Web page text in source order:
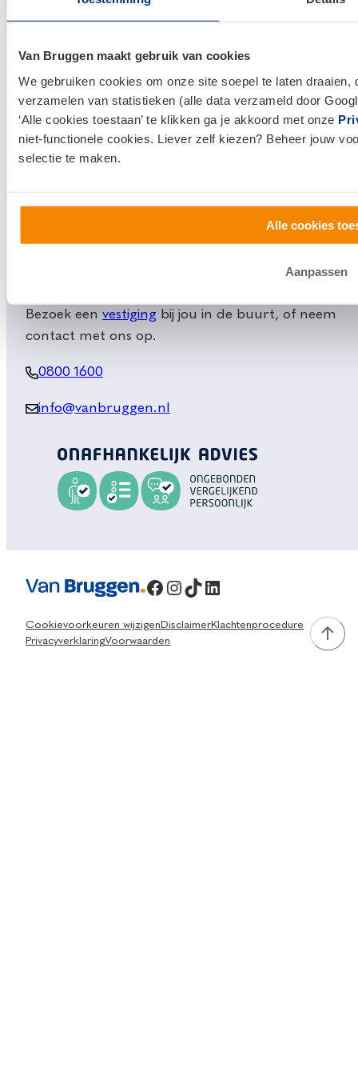
Van Bruggen maakt gebruik van cookies
We gebruiken cookies om onze site soepel te laten
verzamelen van statistieken (alle data verzameld door
‘Alle cookies toestaan’ te klikken ga je akkoord met onze
niet-functionele cookies. Liever zelf kiezen? Beheer jouw
selectie te maken.
Alle cookies
Aanpassen
Links
Hypotheken
Hypotheek afsluiten
Actuele hypotheekrentes
Verzekeringsadvies
Huis kopen
Bezoek een vestiging bij jou in de buurt, of neem
contact met ons op.
0800 1600
info@vanbruggen.nl
Facebook
Instagram
TikTok
LinkedIn
Cookievoorkeuren wijzigen DisclaimerKlachtenprocedure
PrivacyverklaringVoorwaarden